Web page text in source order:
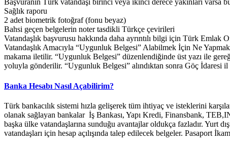
Başvuranın Türk vatandaşı birinci veya ikinci derece yakınları varsa
Sağlık raporu
2 adet biometrik fotoğraf (fonu beyaz)
Bahsi geçen belgelerin noter tasdikli Türkçe çevirileri
Vatandaşlık başvurusu hakkında daha ayrıntılı bilgi için Türk Emlak
Vatandaşlık Amacıyla “Uygunluk Belgesi” Alabilmek İçin Ne
makama iletilir. “Uygunluk Belgesi” düzenlendiğinde üst yazı ile
yoluyla gönderilir. “Uygunluk Belgesi” alındıktan sonra Göç İdaresi
Banka Hesabı Nasıl Açabilirim?
Türk bankacılık sistemi hızla gelişerek tüm ihtiyaç ve isteklerini
olanak sağlayan bankalar İş Bankası, Yapı Kredi, Finansbank,
başka ülke vatandaşlarına sunduğu avantajlar oldukça fazladır. Yurt
vatandaşları için hesap açılışında talep edilecek belgeler. Pasaport